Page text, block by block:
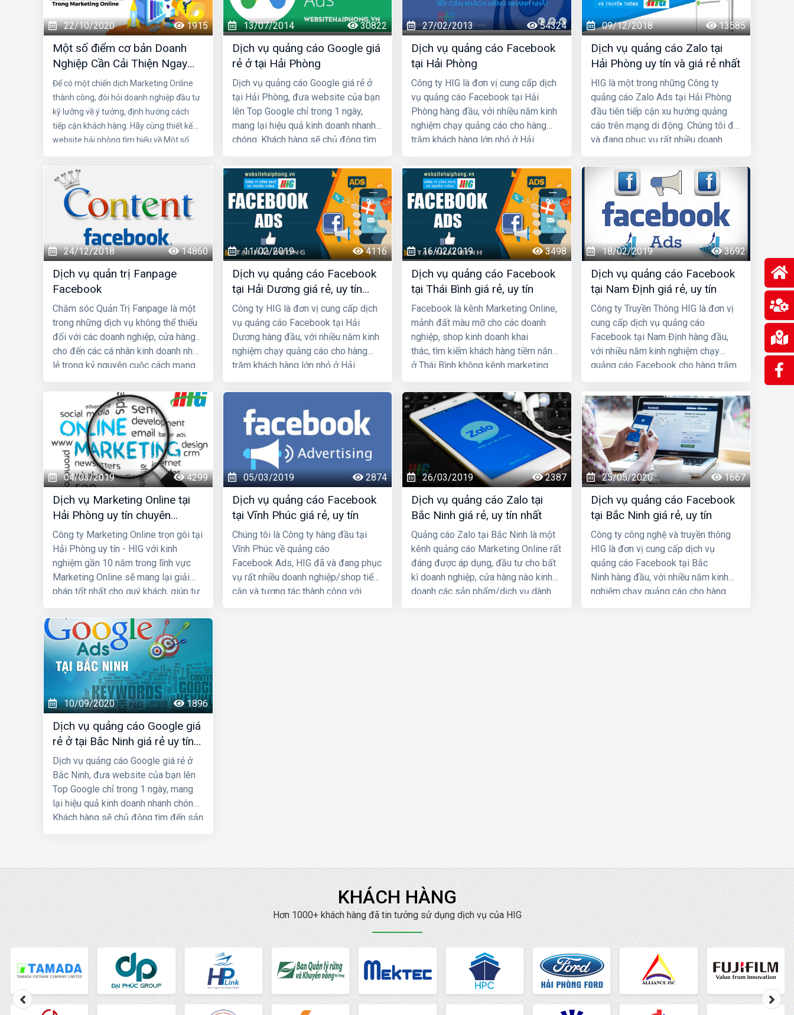
22/10/2020 1915
Một số điểm cơ bản Doanh
Nghiệp Cần Cải Thiện Ngay
Trong Marketing Online
Để có một chiến dịch Marketing Online
thành công, đòi hỏi doanh nghiệp đầu tư
kỹ lưỡng về ý tưởng, định hướng cách
tiếp cận khách hàng. Hãy cùng thiết kế
website hải phòng tìm hiểu về Một số
Ngay Trong Marketing Online
13/07/2014 30822
Dịch vụ quảng cáo Google giá
rẻ ở tại Hải Phòng
Dịch vụ quảng cáo Google giá rẻ ở
tại Hải Phòng, đưa website của bạn
lên Top Google chỉ trong 1 ngày,
mang lại hiệu quả kinh doanh nhanh
chóng. Khách hàng sẽ chủ động tìm
27/02/2013 54324
Dịch vụ quảng cáo Facebook
tại Hải Phòng
Công ty HIG là đơn vị cung cấp dịch
vụ quảng cáo Facebook tại Hải
Phòng hàng đầu, với nhiều năm kinh
nghiệm chạy quảng cáo cho hàng
trăm khách hàng lớn nhỏ ở Hải
tôi chắc chắn sẽ giúp quý khách phát
triển kinh doanh nhanh chóng.
09/12/2018 13585
Dịch vụ quảng cáo Zalo tại
Hải Phòng uy tín và giá rẻ nhất
HIG là một trong những Công ty
quảng cáo Zalo Ads tại Hải Phòng
đầu tiên tiếp cận xu hướng quảng
cáo trên mạng di động. Chúng tôi đã
và đang phục vụ rất nhiều doanh
thành công với nhiều khách hàng
thông qua kênh Zalo Marketing,
mang lại hiệu quả về doanh số cao
hơn, cũng như uy tín thương hiệu cho
doanh nghiệp/cửa hàng.
24/12/2018 14860
Dịch vụ quản trị Fanpage
Facebook
Chăm sóc Quản Trị Fanpage là một
trong những dịch vụ không thể thiếu
đối với các doanh nghiệp, cửa hàng..
cho đến các cá nhân kinh doanh nhỏ
lẻ trong kỷ nguyên cuộc cách mạng
vụ quản trị Fanpage Facebook hiệu
quả mang lại sự tăng trưởng kinh
doanh với chi phí giá thành tiết kiệm
một cách đáng kể. Công ty
HIG chúng tôi chuyên cung cấp cho
khách hàng giải pháp quản
trị chăm sóc Fanpage Facebook uy
tín, chuyên nghiệp với giá rẻ hàng
đầu tại Việt Nam.
11/02/2019 4116
Dịch vụ quảng cáo Facebook
tại Hải Dương giá rẻ, uy tín
nhất
Công ty HIG là đơn vị cung cấp dịch
vụ quảng cáo Facebook tại Hải
Dương hàng đầu, với nhiều năm kinh
nghiệm chạy quảng cáo cho hàng
trăm khách hàng lớn nhỏ ở Hải
tôi chắc chắn sẽ giúp quý khách phát
triển kinh doanh nhanh chóng.
16/02/2019 3498
Dịch vụ quảng cáo Facebook
tại Thái Bình giá rẻ, uy tín
Facebook là kênh Marketing Online,
mảnh đất màu mỡ cho các doanh
nghiệp, shop kinh doanh khai
thác, tìm kiếm khách hàng tiềm năng
ở Thái Bình không kênh marketing
kinh doanh thì không thể bỏ qua dịch
vụ chạy quảng cáo Facebook được,
hãy liên hệ ngay với HIG chúng tôi để
chúng tôi giúp bạn khai thác
Facebook để phát triển kinh doanh.
18/02/2019 3692
Dịch vụ quảng cáo Facebook
tại Nam Định giá rẻ, uy tín
Công ty Truyền Thông HIG là đơn vị
cung cấp dịch vụ quảng cáo
Facebook tại Nam Định hàng đầu,
với nhiều năm kinh nghiệm chạy
quảng cáo Facebook cho hàng trăm
toàn quốc Việt Nam, chúng tôi chắc
chắn sẽ giúp quý khách phát triển
kinh doanh nhanh chóng.
04/03/2019 4299
Dịch vụ Marketing Online tại
Hải Phòng uy tín chuyên
nghiệp
Công ty Marketing Online trọn gói tại
Hải Phòng uy tín - HIG với kinh
nghiệm gần 10 năm trong lĩnh vực
Marketing Online sẽ mang lại giải
pháp tốt nhất cho quý khách, giúp tư
Internet Marketing phù hợp với
nguồn lực và mục tiêu của khách
hàng để mang lại hiệu quả kinh
doanh tốt nhất với chi phí hợp lý. Sau
đây hãy cùng chúng tôi tìm hiểu sâu
hơn về Marketing Online, các thứ cần
chuẩn bị và các bước thực hiện, quy
trình triển khai...
05/03/2019 2874
Dịch vụ quảng cáo Facebook
tại Vĩnh Phúc giá rẻ, uy tín
Chúng tôi là Công ty hàng đầu tại
Vĩnh Phúc về quảng cáo
Facebook Ads, HIG đã và đang phục
vụ rất nhiều doanh nghiệp/shop tiếp
cận và tương tác thành công với
26/03/2019 2387
Dịch vụ quảng cáo Zalo tại
Bắc Ninh giá rẻ, uy tín nhất
Quảng cáo Zalo tại Bắc Ninh là một
kênh quảng cáo Marketing Online rất
đáng được áp dụng, đầu tư cho bất
kì doanh nghiệp, cửa hàng nào kinh
doanh các sản phẩm/dịch vụ dành
25/05/2020 1667
Dịch vụ quảng cáo Facebook
tại Bắc Ninh giá rẻ, uy tín
Công ty công nghệ và truyền thông
HIG là đơn vị cung cấp dịch vụ
quảng cáo Facebook tại Bắc
Ninh hàng đầu, với nhiều năm kinh
nghiệm chạy quảng cáo cho hàng
10/09/2020 1896
Dịch vụ quảng cáo Google giá
rẻ ở tại Bắc Ninh giá rẻ uy tín
hiệu quả
Dịch vụ quảng cáo Google giá rẻ ở
Bắc Ninh, đưa website của bạn lên
Top Google chỉ trong 1 ngày, mang
lại hiệu quả kinh doanh nhanh chóng.
Khách hàng sẽ chủ động tìm đến sản
KHÁCH HÀNG
Hơn 1000+ khách hàng đã tin tưởng sử dụng dịch vụ của HIG